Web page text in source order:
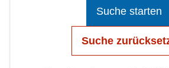
Suche starten
Suche